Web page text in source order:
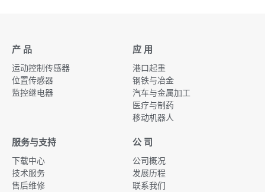
产 品
运动控制传感器
位置传感器
监控继电器
应 用
港口起重
钢铁与冶金
汽车与金属加工
医疗与制药
移动机器人
服务与支持
下载中心
技术服务
售后维修
公 司
公司概况
发展历程
联系我们